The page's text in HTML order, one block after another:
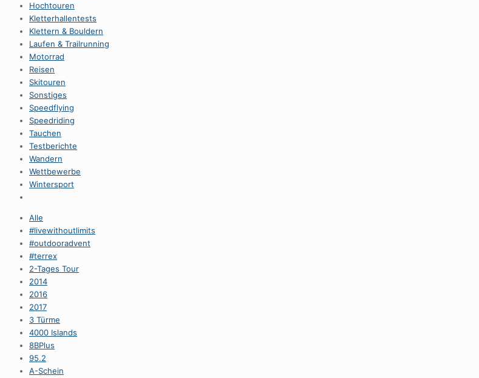
Hochtouren
Kletterhallentests
Klettern & Bouldern
Laufen & Trailrunning
Motorrad
Reisen
Skitouren
Sonstiges
Speedflying
Speedriding
Tauchen
Testberichte
Wandern
Wettbewerbe
Wintersport
Alle
#livewithoutlimits
#outdooradvent
#terrex
2-Tages Tour
2014
2016
2017
3 Türme
4000 Islands
8BPlus
95.2
A-Schein